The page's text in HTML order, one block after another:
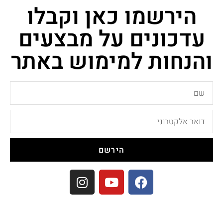
הירשמו כאן וקבלו
עדכונים על מבצעים
והנחות למימוש באתר
הירשם